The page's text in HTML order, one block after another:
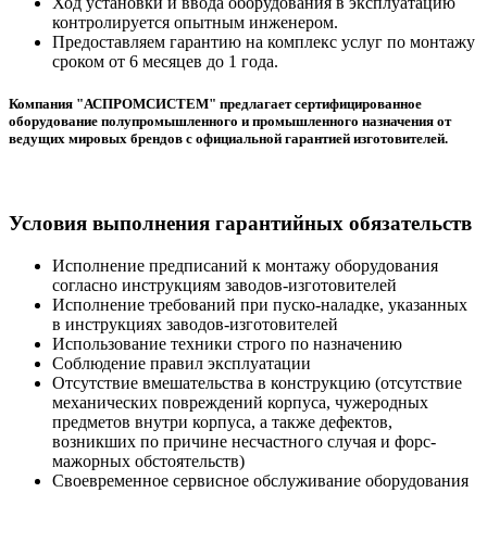
контролируется опытным инженером.
Предоставляем гарантию на комплекс услуг по монтажу
сроком от 6 месяцев до 1 года.
Компания "АСПРОМСИСТЕМ" предлагает сертифицированное
оборудование полупромышленного и промышленного назначения от
ведущих мировых брендов с официальной гарантией изготовителей.
Условия выполнения гарантийных обязательств
Исполнение предписаний к монтажу оборудования
согласно инструкциям заводов-изготовителей
Исполнение требований при пуско-наладке, указанных
в инструкциях заводов-изготовителей
Использование техники строго по назначению
Соблюдение правил эксплуатации
Отсутствие вмешательства в конструкцию (отсутствие
механических повреждений корпуса, чужеродных
предметов внутри корпуса, а также дефектов,
возникших по причине несчастного случая и форс-
мажорных обстоятельств)
Своевременное сервисное обслуживание оборудования